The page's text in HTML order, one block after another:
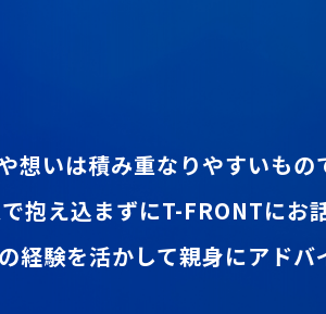
想いは積み重なりやすいもの
抱え込まずにT-FRONTにお
経験を活かして親身にアドバ